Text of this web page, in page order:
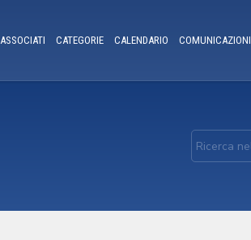
ASSOCIATI CATEGORIE CALENDARIO COMUNICAZIONI